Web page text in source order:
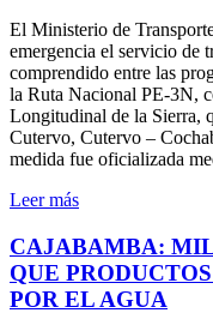
El Ministerio de
emergencia el servicio de
comprendido entre las
la Ruta Nacional PE-3N,
Longitudinal de la Sierra,
Cutervo, Cutervo –
medida fue oficializada
Leer más
CAJABAMBA:
QUE
POR EL AGUA